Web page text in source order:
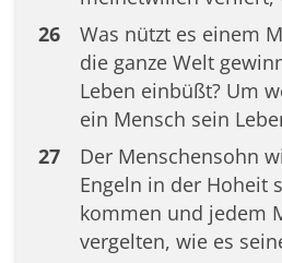
26
Was nützt es einem
die ganze Welt
Leben einbüßt? Um
ein Mensch sein
27
Der Menschensohn
Engeln in der Hoheit
kommen und jedem
vergelten, wie es